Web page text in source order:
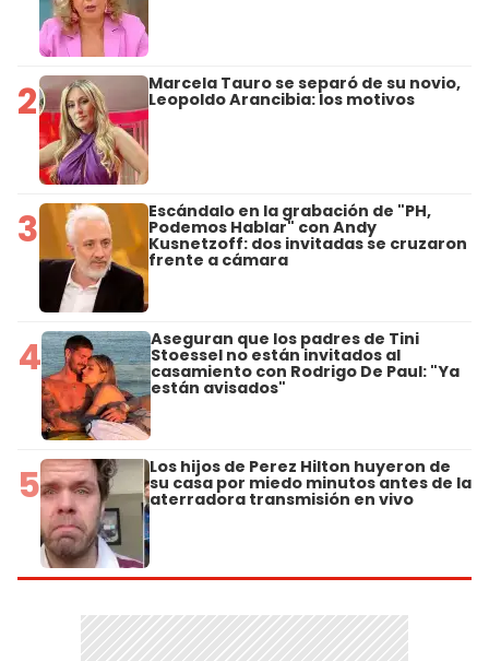
2 Marcela Tauro se separó de su novio,
Leopoldo Arancibia: los motivos
3 Escándalo en la grabación de "PH,
Podemos Hablar" con Andy
Kusnetzoff: dos invitadas se cruzaron
frente a cámara
4 Aseguran que los padres de Tini
Stoessel no están invitados al
casamiento con Rodrigo De Paul: "Ya
están avisados"
5 Los hijos de Perez Hilton huyeron de
su casa por miedo minutos antes de la
aterradora transmisión en vivo